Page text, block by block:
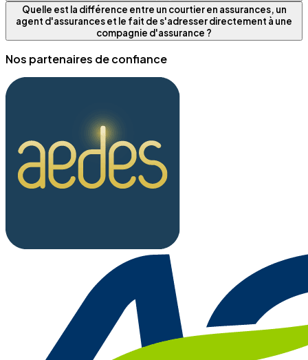
Quelle est la différence entre un courtier en assurances, un
agent d'assurances et le fait de s'adresser directement à une
compagnie d'assurance ?
Nos partenaires de confiance